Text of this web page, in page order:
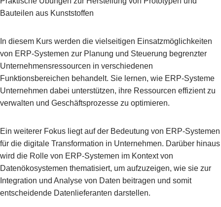
Bauteilen aus Kunststoffen
In diesem Kurs werden die vielseitigen Einsatzmöglichkeiten
von ERP-Systemen zur Planung und Steuerung begrenzter
Unternehmensressourcen in verschiedenen
Funktionsbereichen behandelt. Sie lernen, wie ERP-Systeme
Unternehmen dabei unterstützen, ihre Ressourcen effizient zu
verwalten und Geschäftsprozesse zu optimieren.
Ein weiterer Fokus liegt auf der Bedeutung von ERP-Systemen
für die digitale Transformation in Unternehmen. Darüber hinaus
wird die Rolle von ERP-Systemen im Kontext von
Datenökosystemen thematisiert, um aufzuzeigen, wie sie zur
Integration und Analyse von Daten beitragen und somit
entscheidende Datenlieferanten darstellen.